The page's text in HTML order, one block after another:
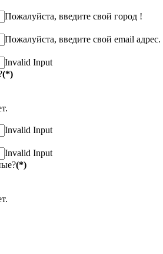
Пожалуйста, введите свой город !
Пожалуйста, введите свой email адрес.
Invalid Input
(*)
Invalid Input
Invalid Input
(*)